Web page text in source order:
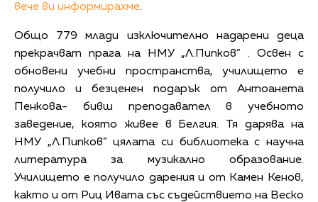
вече ви информирахме.
Общо 779 млади изключително надарени деца
прекрачват прага на НМУ „Л.Пипков” . Освен с
обновени учебни пространства, училището е
получило и безценен подарък от Антоанета
Пенкова- бивш преподавател в учебното
заведение, която живее в Белгия. Тя дарява на
НМУ „Л.Пипков” цялата си библиотека с научна
литература за музикално образование.
Училището е получило дарения и от Камен Кенов,
както и от Риц Ивата със съдействието на Веско